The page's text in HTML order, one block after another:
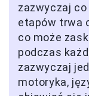
zazwyczaj
etapów trwa
co może
podczas
zazwyczaj
motoryka,